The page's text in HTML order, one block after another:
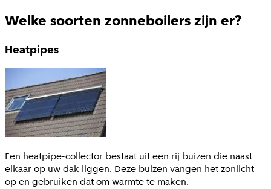
Welke soorten zonneboilers zijn er?
Heatpipes
Een heatpipe-collector bestaat uit een rij buizen die naast
elkaar op uw dak liggen. Deze buizen vangen het zonlicht
op en gebruiken dat om warmte te maken.